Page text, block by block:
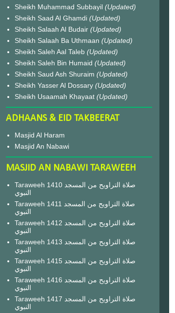
Sheikh Muhammad Subbayil (Updated)
Sheikh Saad Al Ghamdi (Updated)
Sheikh Salaah Al Budair (Updated)
Sheikh Salaah Ba Uthmaan (Updated)
Sheikh Saleh Aal Taleb (Updated)
Sheikh Saleh Bin Humaid (Updated)
Sheikh Saud Ash Shuraim (Updated)
Sheikh Yasser Al Dossary (Updated)
Sheikh Usaamah Khayaat (Updated)
ADHAANS & EID TAKBEERAT
Masjid Al Haram
Masjid An Nabawi
MASJID AN NABAWI TARAWEEH
Taraweeh 1410 صلاة التراويح من المسجد
النبوي
Taraweeh 1411 صلاة التراويح من المسجد
النبوي
Taraweeh 1412 صلاة التراويح من المسجد
النبوي
Taraweeh 1413 صلاة التراويح من المسجد
النبوي
Taraweeh 1415 صلاة التراويح من المسجد
النبوي
Taraweeh 1416 صلاة التراويح من المسجد
النبوي
Taraweeh 1417 صلاة التراويح من المسجد
النبوي